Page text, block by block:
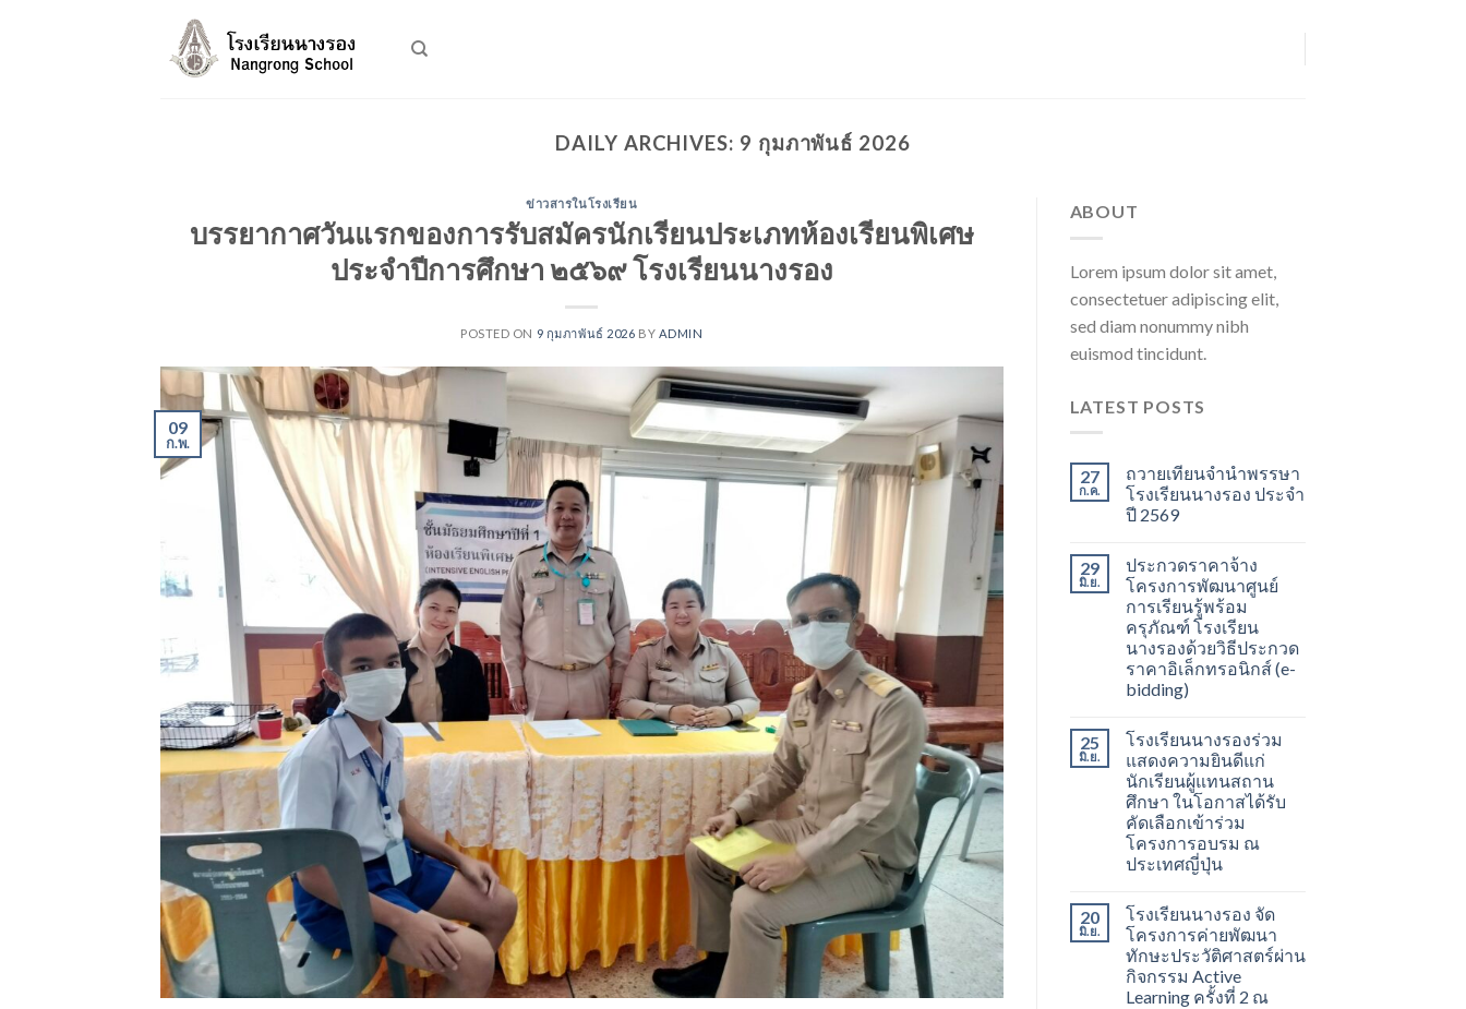
DAILY ARCHIVES: 9 กุมภาพันธ์ 2026
ข่าวสารในโรงเรียน
บรรยากาศวันแรกของการรับสมัครนักเรียนประเภทห้องเรียนพิเศษ
ประจำปีการศึกษา ๒๕๖๙ โรงเรียนนางรอง
POSTED ON 9 กุมภาพันธ์ 2026 BY ADMIN
09
ก.พ.
ABOUT
Lorem ipsum dolor sit amet,
consectetuer adipiscing elit,
sed diam nonummy nibh
euismod tincidunt.
LATEST POSTS
27
ก.ค.
ถวายเทียนจำนำพรรษา
โรงเรียนนางรอง ประจำ
ปี 2569
29
มิ.ย.
ประกวดราคาจ้าง
โครงการพัฒนาศูนย์
การเรียนรู้พร้อม
ครุภัณฑ์ โรงเรียน
นางรองด้วยวิธีประกวด
ราคาอิเล็กทรอนิกส์ (e-
bidding)
25
มิ.ย.
โรงเรียนนางรองร่วม
แสดงความยินดีแก่
นักเรียนผู้แทนสถาน
ศึกษา ในโอกาสได้รับ
คัดเลือกเข้าร่วม
โครงการอบรม ณ
ประเทศญี่ปุ่น
20
มิ.ย.
โรงเรียนนางรอง จัด
โครงการค่ายพัฒนา
ทักษะประวัติศาสตร์ผ่าน
กิจกรรม Active
Learning ครั้งที่ 2 ณ